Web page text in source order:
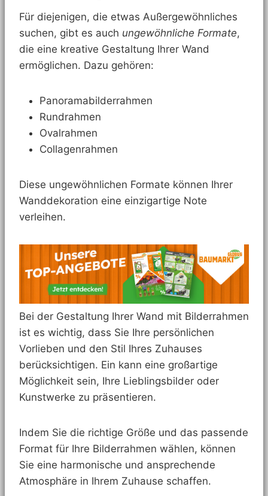
Für diejenigen, die etwas Außergewöhnliches
suchen, gibt es auch ungewöhnliche Formate,
die eine kreative Gestaltung Ihrer Wand
ermöglichen. Dazu gehören:
Panoramabilderrahmen
Rundrahmen
Ovalrahmen
Collagenrahmen
Diese ungewöhnlichen Formate können Ihrer
Wanddekoration eine einzigartige Note
verleihen.
Bei der Gestaltung Ihrer Wand mit Bilderrahmen
ist es wichtig, dass Sie Ihre persönlichen
Vorlieben und den Stil Ihres Zuhauses
berücksichtigen. Ein kann eine großartige
Möglichkeit sein, Ihre Lieblingsbilder oder
Kunstwerke zu präsentieren.
Indem Sie die richtige Größe und das passende
Format für Ihre Bilderrahmen wählen, können
Sie eine harmonische und ansprechende
Atmosphäre in Ihrem Zuhause schaffen.